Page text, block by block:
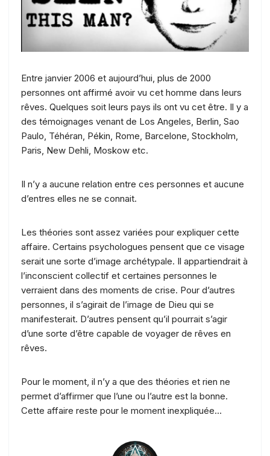
Entre janvier 2006 et aujourd’hui, plus de 2000
personnes ont affirmé avoir vu cet homme dans leurs
rêves. Quelques soit leurs pays ils ont vu cet être. Il y a
des témoignages venant de Los Angeles, Berlin, Sao
Paulo, Téhéran, Pékin, Rome, Barcelone, Stockholm,
Paris, New Dehli, Moskow etc.
Il n’y a aucune relation entre ces personnes et aucune
d’entres elles ne se connait.
Les théories sont assez variées pour expliquer cette
affaire. Certains psychologues pensent que ce visage
serait une sorte d’image archétypale. Il appartiendrait à
l’inconscient collectif et certaines personnes le
verraient dans des moments de crise. Pour d’autres
personnes, il s’agirait de l’image de Dieu qui se
manifesterait. D’autres pensent qu’il pourrait s’agir
d’une sorte d’être capable de voyager de rêves en
rêves.
Pour le moment, il n’y a que des théories et rien ne
permet d’affirmer que l’une ou l’autre est la bonne.
Cette affaire reste pour le moment inexpliquée…